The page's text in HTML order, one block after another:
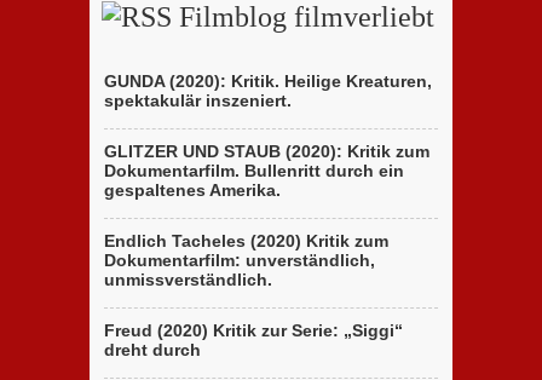
Filmblog filmverliebt
GUNDA (2020): Kritik. Heilige Kreaturen,
spektakulär inszeniert.
GLITZER UND STAUB (2020): Kritik zum
Dokumentarfilm. Bullenritt durch ein
gespaltenes Amerika.
Endlich Tacheles (2020) Kritik zum
Dokumentarfilm: unverständlich,
unmissverständlich.
Freud (2020) Kritik zur Serie: „Siggi“
dreht durch